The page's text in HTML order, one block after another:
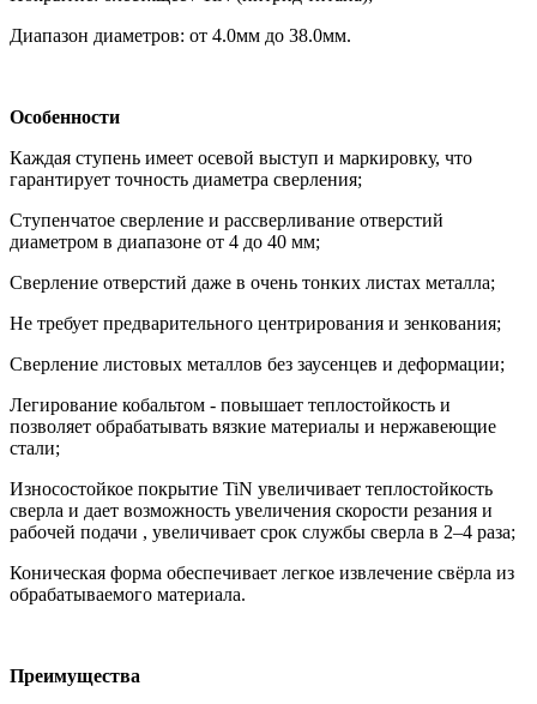
Диапазон диаметров: от 4.0мм до 38.0мм.
Особенности
Каждая ступень имеет осевой выступ и маркировку, что
гарантирует точность диаметра сверления;
Ступенчатое сверление и рассверливание отверстий
диаметром в диапазоне от 4 до 40 мм;
Сверление отверстий даже в очень тонких листах металла;
Не требует предварительного центрирования и зенкования;
Сверление листовых металлов без заусенцев и деформации;
Легирование кобальтом - повышает теплостойкость и
позволяет обрабатывать вязкие материалы и нержавеющие
стали;
Износостойкое покрытие TiN увеличивает теплостойкость
сверла и дает возможность увеличения скорости резания и
рабочей подачи , увеличивает срок службы сверла в 2–4 раза;
Коническая форма обеспечивает легкое извлечение свёрла из
обрабатываемого материала.
Преимущества